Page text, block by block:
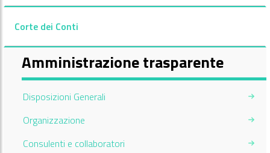
Corte dei Conti
Amministrazione trasparente
Disposizioni Generali
Organizzazione
Consulenti e collaboratori